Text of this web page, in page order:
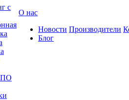
с
ПО
О нас
Новости
Блог
Производители